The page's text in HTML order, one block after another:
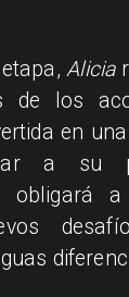
etapa,Alicia
de los
en
a su
obligará a